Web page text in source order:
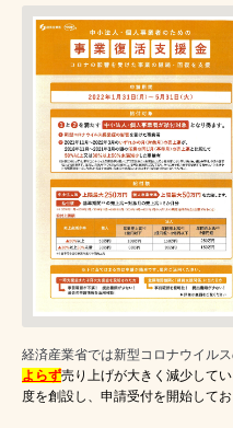
経済産業省では新型コロナウイルス
よらず売り上げが大きく減少して
度を創設し、申請受付を開始して